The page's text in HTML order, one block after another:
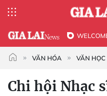
VĂN HÓA VĂN
Chi hội Nhạc